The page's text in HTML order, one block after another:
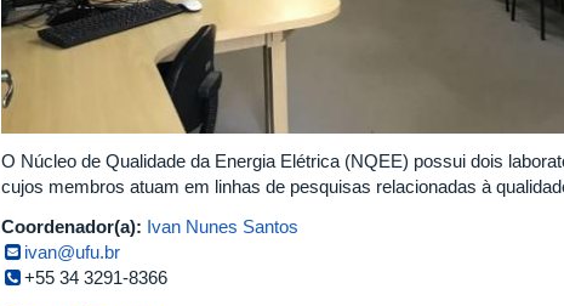
O Núcleo de Qualidade da Energia Elétrica (NQEE) possui dois
cujos membros atuam em linhas de pesquisas relacionadas à
Coordenador(a): Ivan Nunes Santos
ivan@ufu.br
+55 34 3291-8366